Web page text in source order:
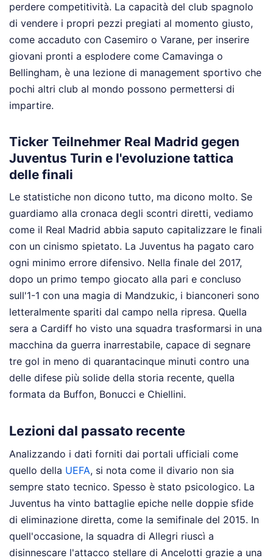
perdere competitività. La capacità del club spagnolo
di vendere i propri pezzi pregiati al momento giusto,
come accaduto con Casemiro o Varane, per inserire
giovani pronti a esplodere come Camavinga o
Bellingham, è una lezione di management sportivo che
pochi altri club al mondo possono permettersi di
impartire.
Ticker Teilnehmer Real Madrid gegen
Juventus Turin e l'evoluzione tattica
delle finali
Le statistiche non dicono tutto, ma dicono molto. Se
guardiamo alla cronaca degli scontri diretti, vediamo
come il Real Madrid abbia saputo capitalizzare le finali
con un cinismo spietato. La Juventus ha pagato caro
ogni minimo errore difensivo. Nella finale del 2017,
dopo un primo tempo giocato alla pari e concluso
sull'1-1 con una magia di Mandzukic, i bianconeri sono
letteralmente spariti dal campo nella ripresa. Quella
sera a Cardiff ho visto una squadra trasformarsi in una
macchina da guerra inarrestabile, capace di segnare
tre gol in meno di quarantacinque minuti contro una
delle difese più solide della storia recente, quella
formata da Buffon, Bonucci e Chiellini.
Lezioni dal passato recente
Analizzando i dati forniti dai portali ufficiali come
quello della UEFA, si nota come il divario non sia
sempre stato tecnico. Spesso è stato psicologico. La
Juventus ha vinto battaglie epiche nelle doppie sfide
di eliminazione diretta, come la semifinale del 2015. In
quell'occasione, la squadra di Allegri riuscì a
disinnescare l'attacco stellare di Ancelotti grazie a una